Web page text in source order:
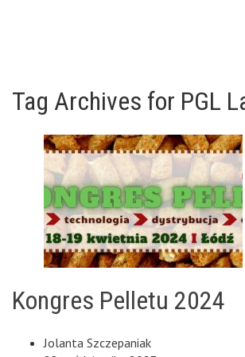
Tag Archives for PGL
Kongres Pelletu 2024
Jolanta Szczepaniak